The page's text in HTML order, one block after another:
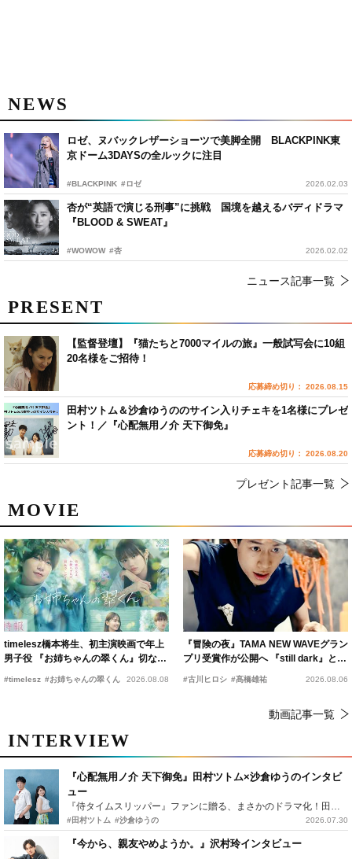
NEWS
ロゼ、ヌバックレザーショーツで美脚全開 BLACKPINK東
京ドーム3DAYSの全ルックに注目
#BLACKPINK #ロゼ 2026.02.03
杏が“英語で演じる刑事”に挑戦 国境を越えるバディドラマ
『BLOOD & SWEAT』
#WOWOW #杏 2026.02.02
ニュース記事一覧
MOVIE
timelesz橋本将生、初主演映画で年上
男子役 『お姉ちゃんの翠くん』切ない
恋の幕開けを予感
#timelesz #お姉ちゃんの翠くん 2026.08.08
『冒険の夜』TAMA NEW WAVEグラン
プリ受賞作が公開へ 『still dark』と同
時上映決定
#古川ヒロシ #髙橋雄祐 2026.08.06
動画記事一覧
INTERVIEW
『心配無用ノ介 天下御免』田村ツトム×沙倉ゆうのインタビ
ュー
『侍タイムスリッパー』ファンに贈る、まさかのドラマ化！田村ツトム×沙倉ゆうのが語る『心配無用ノ介』撮影秘話
#田村ツトム #沙倉ゆうの 2026.07.30
『今から、親友やめようか。』沢村玲インタビュー
PRESENT
【監督登壇】『猫たちと7000マイルの旅』一般試写会に10組
20名様をご招待！
応募締め切り： 2026.08.15
田村ツトム＆沙倉ゆうののサイン入りチェキを1名様にプレゼ
ント！／『心配無用ノ介 天下御免』
応募締め切り： 2026.08.20
プレゼント記事一覧